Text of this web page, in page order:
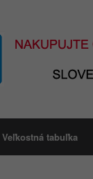
Veľkostná tabuľka